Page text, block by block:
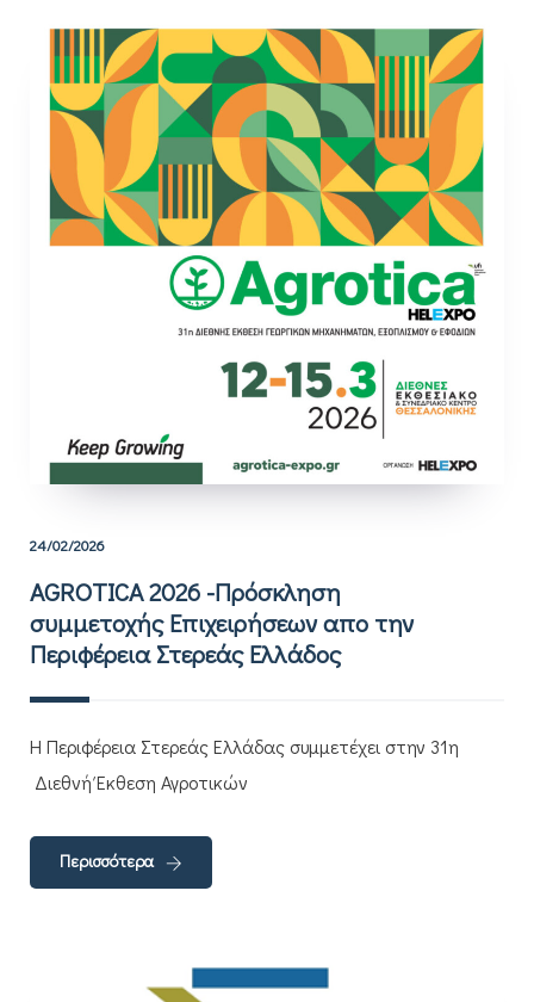
24/02/2026
AGROTICA 2026 -Πρόσκληση
συμμετοχής Επιχειρήσεων απο την
Περιφέρεια Στερεάς Ελλάδος
Η Περιφέρεια Στερεάς Ελλάδας συμμετέχει στην 31η
Διεθνή Έκθεση Αγροτικών
Περισσότερα